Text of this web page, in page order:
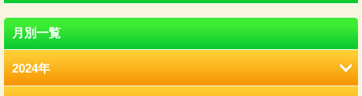
月別一覧
2024年